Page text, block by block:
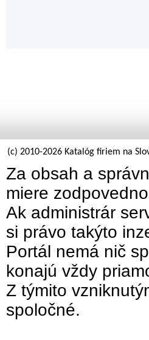
(c) 2010-2026 Katalóg firiem na
Za obsah a
miere
Ak administrár
si právo takýto
Portál nemá nič
konajú vždy
Z týmito
spoločné.